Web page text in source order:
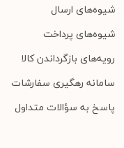
شیوه‌های ارسال
شیوه‌های پرداخت
رویه‌های بازگرداندن کالا
سامانه رهگیری سفارشات
پاسخ به سؤالات متداول